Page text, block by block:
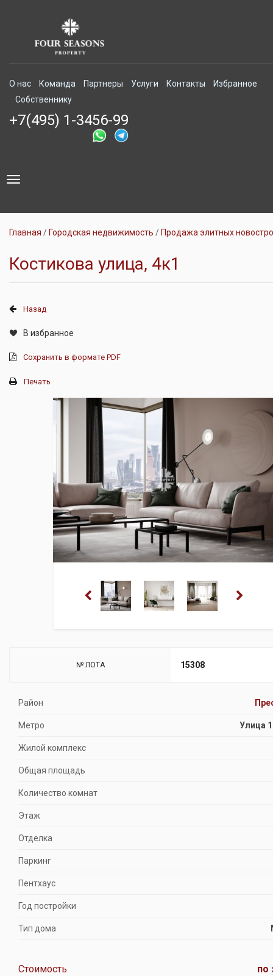
О нас Команда Партнеры Услуги Контакты
Избранное
Собственнику
+7(495) 1-3456-99
Toggle
Главная Городская недвижимость Продажа элитных
Костикова улица, 4к1
Назад
В избранное
Сохранить в формате PDF
Печать
№ ЛОТА 15308
Район
Метро Улица
Жилой комплекс
Общая площадь
Количество комнат
Этаж
Отделка
Паркинг
Пентхаус
Год постройки
Тип дома
Стоимость по